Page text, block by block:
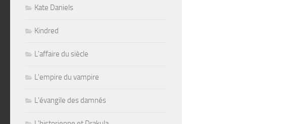
Kate Daniels
Kindred
L'affaire du siècle
L'empire du vampire
L'évangile des damnés